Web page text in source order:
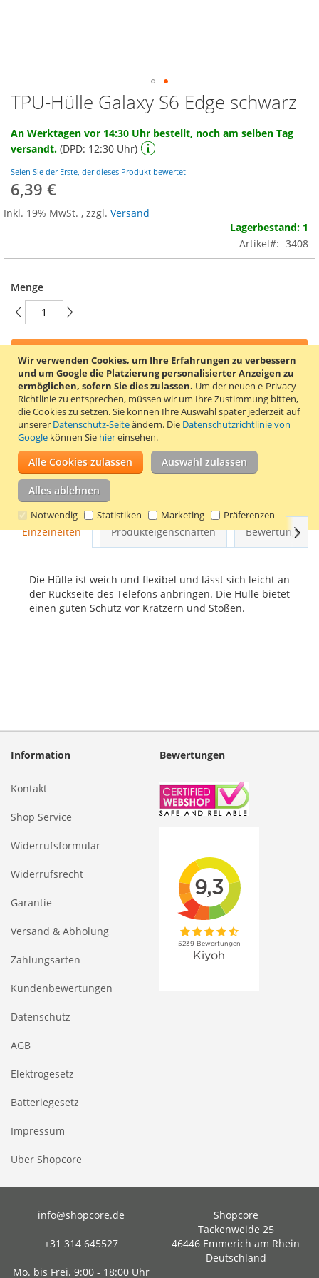
Wir verwenden Cookies, um Ihre Erfahrungen zu verbessern
und um Google die Platzierung personalisierter Anzeigen zu
ermöglichen, sofern Sie dies zulassen. Um der neuen e-Privacy-
Richtlinie zu entsprechen, müssen wir um Ihre Zustimmung bitten,
die Cookies zu setzen.Sie können Ihre Auswahl später jederzeit auf
unserer Datenschutz-Seiteändern. Die Datenschutzrichtlinie von
Google können Sie hiereinsehen.
Alle Cookies zulassen Auswahl zulassen
Alles ablehnen
Notwendig Statistiken Marketing Präferenzen
Zum
Anfang
der
Bildgalerie
springen
TPU-Hülle Galaxy S6 Edge schwarz
An Werktagen vor 14:30 Uhr bestellt, noch am selben Tag
versandt. (DPD: 12:30 Uhr)
Seien Sie der Erste, der dieses Produkt bewertet
6,39 €
Inkl. 19% MwSt. , zzgl. Versand
Lagerbestand: 1
Artikel
3408
Menge
In den Warenkorb
ZUR WUNSCHLISTE HINZUFÜGEN
ZUR VERGLEICHSLISTE HINZUFÜGEN
Weiche TPU-Hülle für das Samsung Galaxy S6 edge. Diese
Handyhülle besteht aus weichem TPU-Material.
Einzelheiten Produkteigenschaften Bewertungen
Die Hülle ist weich und flexibel und lässt sich leicht an
der Rückseite des Telefons anbringen. Die Hülle bietet
einen guten Schutz vor Kratzern und Stößen.
Information
Kontakt
Shop Service
Widerrufsformular
Widerrufsrecht
Garantie
Versand & Abholung
Zahlungsarten
Kundenbewertungen
Datenschutz
AGB
Elektrogesetz
Batteriegesetz
Impressum
Über Shopcore
Bewertungen
info@shopcore.de
+31 314 645527
Mo. bis Frei. 9:00 - 18:00 Uhr
Shopcore
Tackenweide 25
46446 Emmerich am Rhein
Deutschland